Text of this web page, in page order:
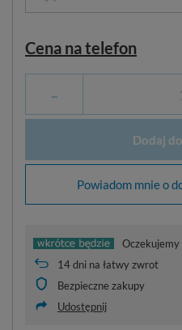
Cena na telefon
-
Dodaj
Powiadom mnie o
14dni na łatwy zwrot
Bezpieczne zakupy
Udostępnij